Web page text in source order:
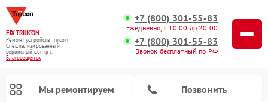
FIX-TRIJICON
Ремонт устройств Trijicon
Специализированный
cервисный центр г.
Благовещенск
+7 (800) 301-55-83
Ежедневно, с 10:00 до 20:00
+7 (800) 301-55-83
Звонок бесплатный по РФ
Мы ремонтируем Позвонить